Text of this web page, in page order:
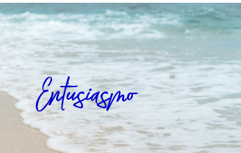
Entusiasmo